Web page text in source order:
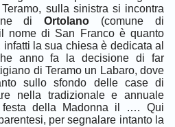
sulla sinistra si incontra
diOrtolano (comune di
nome di San Franco è quanto
la sua chiesa è dedicata al
anno fa la decisione di far
di Teramo un Labaro, dove
sullo sfondo delle case di
nella tradizionale e annuale
festa della Madonna il .… Qui
per segnalare intanto la